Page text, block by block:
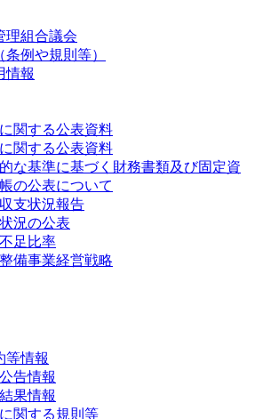
理組合議会
例や規則等）
情報
関する公表資料
関する公表資料
な基準に基づく財務書類及び固定資
の公表について
支状況報告
況の公表
足比率
備事業経営戦略
等情報
告情報
果情報
関する規則等